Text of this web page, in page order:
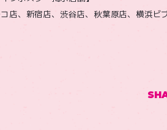
店、新宿店、渋谷店、秋葉原店、横浜ビ